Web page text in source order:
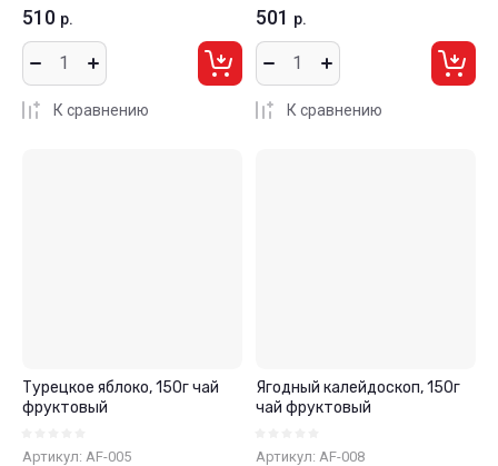
510 р.
К сравнению
501 р.
К сравнению
Турецкое яблоко, 150г чай
фруктовый
Артикул: AF-005
Ягодный калейдоскоп, 150г
чай фруктовый
Артикул: AF-008